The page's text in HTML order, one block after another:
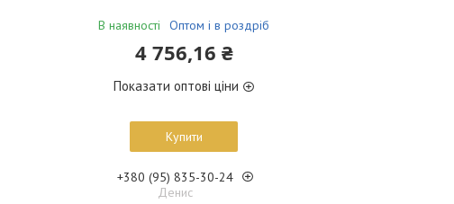
В наявності Оптом і в роздріб
4 756,16 ₴
Показати оптові ціни
Купити
+380 (95) 835-30-24
Денис